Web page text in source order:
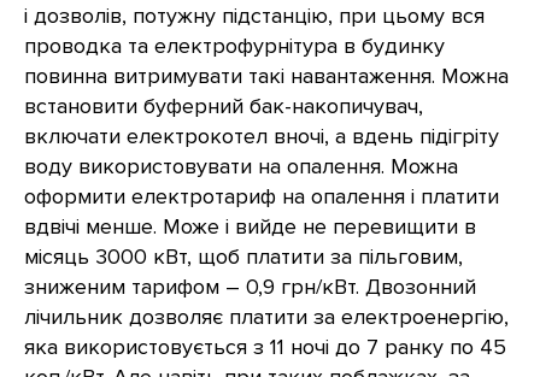
і дозволів, потужну підстанцію, при цьому вся
проводка та електрофурнітура в будинку
повинна витримувати такі навантаження. Можна
встановити буферний бак-накопичувач,
включати електрокотел вночі, а вдень підігріту
воду використовувати на опалення. Можна
оформити електротариф на опалення і платити
вдвічі менше. Може і вийде не перевищити в
місяць 3000 кВт, щоб платити за пільговим,
зниженим тарифом – 0,9 грн/кВт. Двозонний
лічильник дозволяє платити за електроенергію,
яка використовується з 11 ночі до 7 ранку по 45